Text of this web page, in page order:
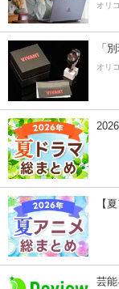
オリ
「
オリ
【
芸